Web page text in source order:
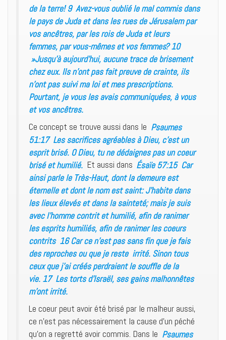
de la terre! 9 Avez-vous oublié le mal commis dans
le pays de Juda et dans les rues de Jérusalem par
vos ancêtres, par les rois de Juda et leurs
femmes, par vous-mêmes et vos femmes? 10
»Jusqu’à aujourd’hui, aucune trace de brisement
chez eux. Ils n’ont pas fait preuve de crainte, ils
n’ont pas suivi ma loi et mes prescriptions.
Pourtant, je vous les avais communiquées, à vous
et vos ancêtres.
Ce concept se trouve aussi dans le Psaumes
51:17 Les sacrifices agréables à Dieu, c’est un
esprit brisé. O Dieu, tu ne dédaignes pas un coeur
brisé et humilié. Et aussi dans Ésaïe 57:15 Car
ainsi parle le Très-Haut, dont la demeure est
éternelle et dont le nom est saint: J’habite dans
les lieux élevés et dans la sainteté; mais je suis
avec l’homme contrit et humilié, afin de ranimer
les esprits humiliés, afin de ranimer les coeurs
contrits 16 Car ce n’est pas sans fin que je fais
des reproches ou que je reste irrité. Sinon tous
ceux que j’ai créés perdraient le souffle de la
vie. 17 Les torts d’Israël, ses gains malhonnêtes
m’ont irrité.
Le coeur peut avoir été brisé par le malheur aussi,
ce n’est pas nécessairement la cause d’un péché
qu’on a regretté avoir commis. Dans le Psaumes